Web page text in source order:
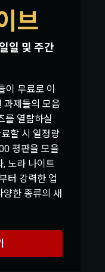
브
일 및 주간
이 무료로 이
과제들의 모음
를 열람하실
할 시 일정량
평판을 모을
노라 나이트
터 강력한 업
한 종류의 새